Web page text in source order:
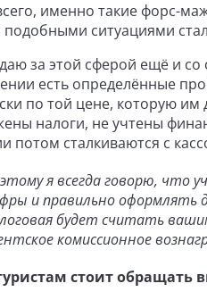
именно такие форс-
подобными ситуациями
за этой сферой ещё и со
есть определённые
по той цене, которую
налоги, не учтены
потом сталкиваются с
я всегда говорю, что
и правильно оформлять
будет считать
комиссионное
стоит обращать